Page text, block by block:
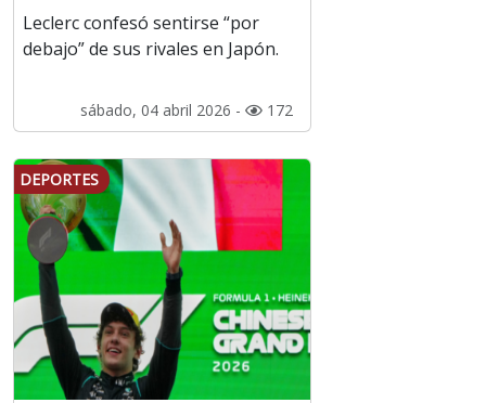
Leclerc confesó sentirse “por
debajo” de sus rivales en Japón.
sábado, 04 abril 2026 - 172
DEPORTES